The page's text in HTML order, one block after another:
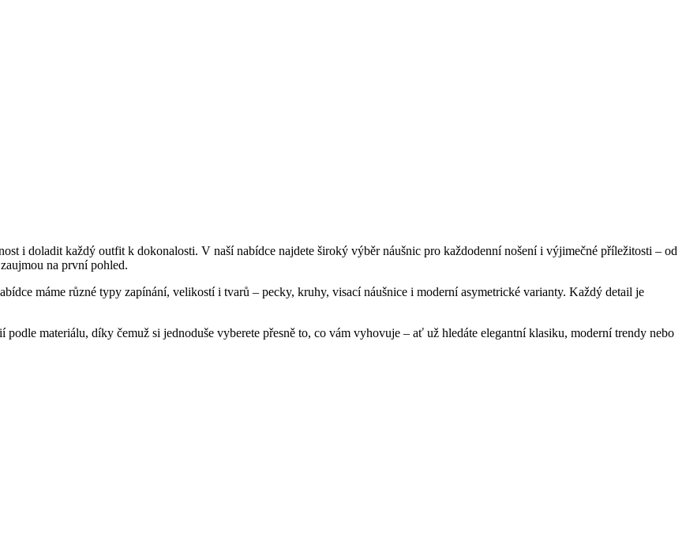
i doladit každý outfit k dokonalosti. V naší nabídce najdete široký výběr náušnic pro každodenní nošení i výjimečné příležitosti – od
na první pohled.
máme různé typy zapínání, velikostí i tvarů – pecky, kruhy, visací náušnice i moderní asymetrické varianty. Každý detail je
materiálu, díky čemuž si jednoduše vyberete přesně to, co vám vyhovuje – ať už hledáte elegantní klasiku, moderní trendy nebo